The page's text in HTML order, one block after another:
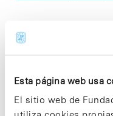
Esta página web usa
El sitio web de